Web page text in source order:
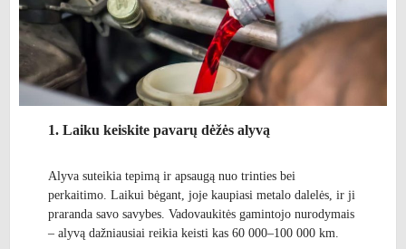
1. Laiku keiskite pavarų dėžės alyvą
Alyva suteikia tepimą ir apsaugą nuo trinties bei
perkaitimo. Laikui bėgant, joje kaupiasi metalo dalelės, ir ji
praranda savo savybes. Vadovaukitės gamintojo nurodymais
– alyvą dažniausiai reikia keisti kas 60 000–100 000 km.